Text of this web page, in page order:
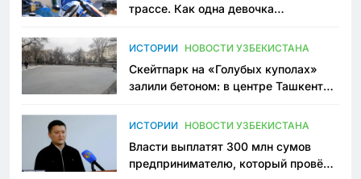
трассе. Как одна девочка
Узбекистане
ИСТОРИИ НОВОСТИ УЗБЕКИСТАНА
Скейтпарк на «Голубых куполах»
залили бетоном: в центре Ташкента
пространство
ИСТОРИИ НОВОСТИ УЗБЕКИСТАНА
Власти выплатят 300 млн сумов
предпринимателю, который провёл